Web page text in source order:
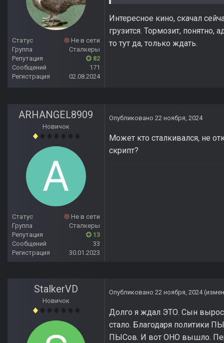
Статус
Не в сети
Группа
Сталкеры
Репутация
82
Сообщений
171
Регистрация
02.08.2024
Интересное кино, скачал
грузится. Тормозит,
то тут да, только ждать.
ARHANGEL8909
Новичок
Статус
Не в сети
Группа
Сталкеры
Репутация
13
Сообщений
33
Регистрация
30.01.2023
Опубликовано 22 ноября, 2024
Может кто сталкивался, не
скрипт?
StalkerVD
Новичок
Опубликовано 22 ноября, 2024
Долго я ждал ЭТО. Сын вырос.
стало. Благодаря политики
ПЫСов. И вот ОНО вышло.